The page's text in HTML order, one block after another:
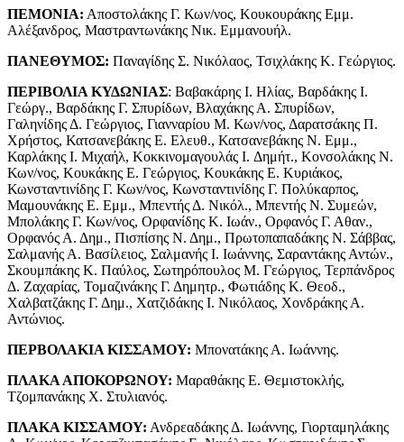
ΠΕΜΟΝΙΑ: Αποστολάκης Γ. Κων/νος, Κουκουράκης Εμμ.
Αλέξανδρος, Μαστραντωνάκης Νικ. Εμμανουήλ.
ΠΑΝΕΘΥΜΟΣ: Παναγίδης Σ. Νικόλαος, Τσιχλάκης Κ. Γεώργιος.
ΠΕΡΙΒΟΛΙΑ ΚΥΔΩΝΙΑΣ: Βαβακάρης I. Ηλίας, Βαρδάκης I.
Γεώργ., Βαρδάκης Γ. Σπυρίδων, Βλαχάκης Α. Σπυρίδων,
Γαληνίδης Δ. Γεώργιος, Γιανναρίου Μ. Κων/νος, Δαρατσάκης Π.
Χρήστος, Κατσανεβάκης Ε. Ελευθ., Κατσανεβάκης Ν. Εμμ.,
Καρλάκης I. Μιχαήλ, Κοκκινομαγουλάς I. Δημήτ., Κονσολάκης Ν.
Κων/νος, Κουκάκης Ε. Γεώργιος, Κουκάκης Ε. Κυριάκος,
Κωνσταντινίδης Γ. Κων/νος, Κωνσταντινίδης Γ. Πολύκαρπος,
Μαμουνάκης Ε. Εμμ., Μπεντής Δ. Νικόλ., Μπεντής Ν. Συμεών,
Μπολάκης Γ. Κων/νος, Ορφανίδης Κ. Ιωάν., Ορφανός Γ. Αθαν.,
Ορφανός Α. Δημ., Πισπίσης Ν. Δημ., Πρωτοπαπαδάκης Ν. Σάββας,
Σαλμανής Α. Βασίλειος, Σαλμανής I. Ιωάννης, Σαραντάκης Αντών.,
Σκουμπάκης Κ. Παύλος, Σωτηρόπουλος Μ. Γεώργιος, Τερπάνδρος
Δ. Ζαχαρίας, Τομαζινάκης Γ. Δημητρ., Φωτιάδης Κ. Θεοδ.,
Χαλβατζάκης Γ. Δημ., Χατζιδάκης I. Νικόλαος, Χονδράκης Α.
Αντώνιος.
ΠΕΡΒΟΛΑΚΙΑ ΚΙΣΣΑΜΟΥ: Μπονατάκης Α. Ιωάννης.
ΠΛΑΚΑ ΑΠΟΚΟΡΩΝΟΥ: Μαραθάκης Ε. Θεμιστοκλής,
Τζομπανάκης X. Στυλιανός.
ΠΛΑΚΑ ΚΙΣΣΑΜΟΥ: Ανδρεαδάκης Δ. Ιωάννης, Γιορταμηλάκης